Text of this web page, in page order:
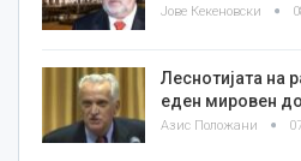
Јове Кекеновски
Леснотијата на
еден мировен
Азис Положани